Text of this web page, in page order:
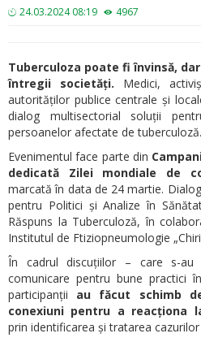
24.03.2024 08:19 4967
Tuberculoza poate fi învinsă,
întregii societăți. Medici,
autorităților publice centrale și
dialog multisectorial soluții
persoanelor afectate de tuberculoză.
Evenimentul face parte din
dedicată Zilei mondiale de
marcată în data de 24 martie.
pentru Politici și Analize în
Răspuns la Tuberculoză, în
Institutul de Ftiziopneumologie
În cadrul discuțiilor – care s-
comunicare pentru bune practici
participanții au făcut schimb
conexiuni pentru a reacționa
prin identificarea și tratarea